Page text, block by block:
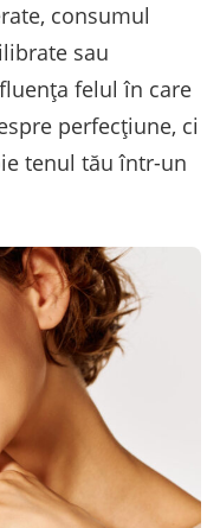
consumul
sau
felul în care
perfecțiune, ci
tenul tău într-un